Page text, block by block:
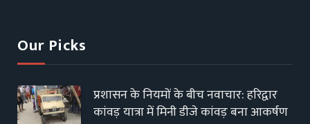
Our Picks
प्रशासन के नियमों के बीच नवाचार: हरिद्वार
कांवड़ यात्रा में मिनी डीजे कांवड़ बना आकर्षण